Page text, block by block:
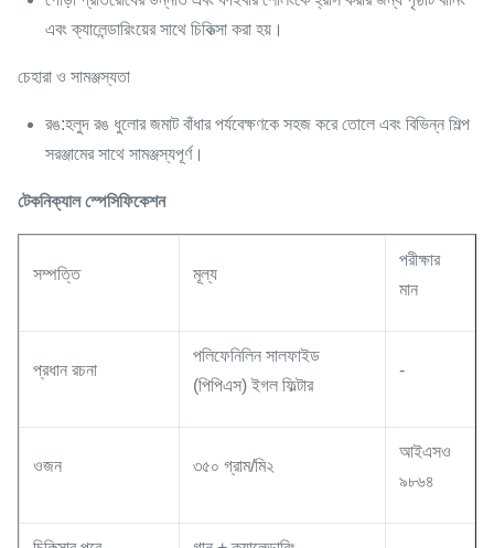
এবং ক্যালেন্ডারিংয়ের সাথে চিকিত্সা করা হয়।
চেহারা ও সামঞ্জস্যতা
রঙ:হলুদ রঙ ধুলোর জমাট বাঁধার পর্যবেক্ষণকে সহজ করে তোলে এবং বিভিন্ন শিল্প
সরঞ্জামের সাথে সামঞ্জস্যপূর্ণ।
টেকনিক্যাল স্পেসিফিকেশন
সম্পত্তি মূল্য
পরীক্ষার
মান
প্রধান রচনা
পলিফেনিলিন সালফাইড
(পিপিএস) ইগল ফিল্টার
-
ওজন ৩৫০ গ্রাম/মি২
আইএসও
৯৮৬৪